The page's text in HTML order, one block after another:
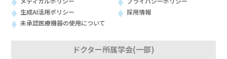
生成AI活用ポリシー
未承認医療機器の使用について
採用情報
ドクター所属学会(一部)